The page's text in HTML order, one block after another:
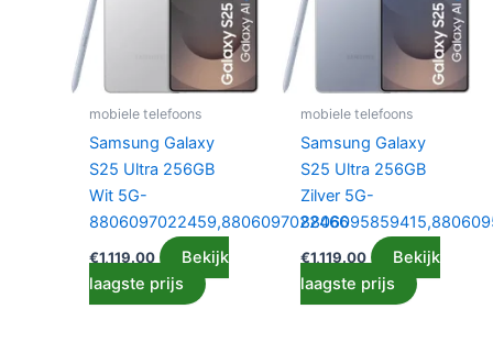
mobiele telefoons
Samsung Galaxy
S25 Ultra 256GB
Wit 5G-
8806097022459,8806097022466
€1,119.00
Bekijk
laagste prijs
mobiele telefoons
Samsung Galaxy
S25 Ultra 256GB
Zilver 5G-
€1,119.00
Bekijk
laagste prijs